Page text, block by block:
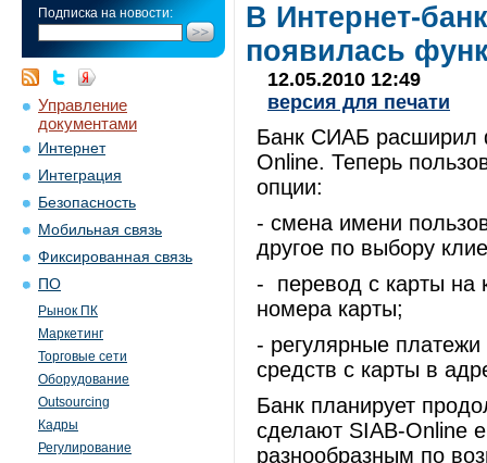
Подписка на новости:
Управление
документами
Интернет
Интеграция
Безопасность
Мобильная связь
Фиксированная связь
ПО
Рынок ПК
Маркетинг
Торговые сети
Оборудование
Outsourcing
Кадры
Регулирование
В Интернет-
появилась
12.05.2010 12:49
версия для печати
Банк СИАБ расширил
Online. Теперь
опции:
- смена имени
другое по выбору
- перевод с карты на
номера карты;
- регулярные платежи
средств с карты в
Банк планирует
сделают SIAB-Online
разнообразным по